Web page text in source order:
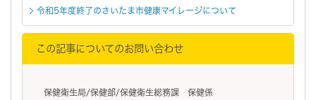
令和5年度終了のさいたま市健康マイレージについて
この記事についてのお問い合わせ
保健衛生局/保健部/保健衛生総務課 保健係